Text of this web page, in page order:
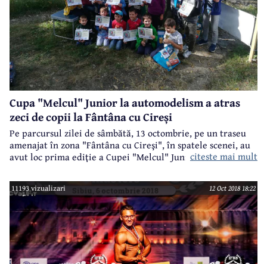
Cupa "Melcul" Junior la automodelism a atras
zeci de copii la Fântâna cu Cireși
Pe parcursul zilei de sâmbătă, 13 octombrie, pe un traseu
amenajat în zona "Fântâna cu Cireşi", în spatele scenei, au
avut loc prima ediţie a Cupei "Melcul" Junior şi ediţia a
automodelism organizate de Asociaţia Club-Sportiv Auto-
Navo RC Câmpina. Un eveniment care s-a bucurat de mare
succes, mai ales în rândul copiilor pasionaţi de automodele.
citeste mai mult
11193 vizualizari 12 Oct 2018 18:22